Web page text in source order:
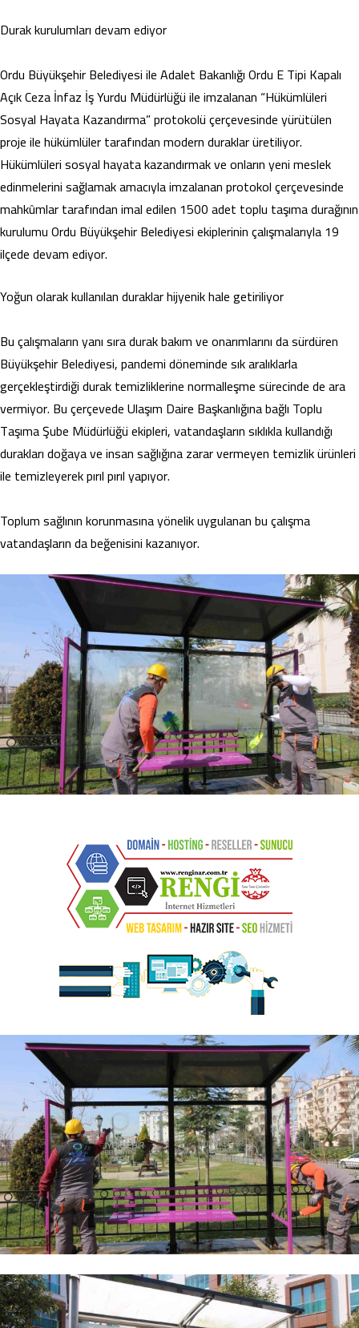
Durak kurulumları devam ediyor
Ordu Büyükşehir Belediyesi ile Adalet Bakanlığı Ordu E Tipi Kapalı
Açık Ceza İnfaz İş Yurdu Müdürlüğü ile imzalanan “Hükümlüleri
Sosyal Hayata Kazandırma” protokolü çerçevesinde yürütülen
proje ile hükümlüler tarafından modern duraklar üretiliyor.
Hükümlüleri sosyal hayata kazandırmak ve onların yeni meslek
edinmelerini sağlamak amacıyla imzalanan protokol çerçevesinde
mahkûmlar tarafından imal edilen 1500 adet toplu taşıma durağının
kurulumu Ordu Büyükşehir Belediyesi ekiplerinin çalışmalarıyla 19
ilçede devam ediyor.
Yoğun olarak kullanılan duraklar hijyenik hale getiriliyor
Bu çalışmaların yanı sıra durak bakım ve onarımlarını da sürdüren
Büyükşehir Belediyesi, pandemi döneminde sık aralıklarla
gerçekleştirdiği durak temizliklerine normalleşme sürecinde de ara
vermiyor. Bu çerçevede Ulaşım Daire Başkanlığına bağlı Toplu
Taşıma Şube Müdürlüğü ekipleri, vatandaşların sıklıkla kullandığı
durakları doğaya ve insan sağlığına zarar vermeyen temizlik ürünleri
ile temizleyerek pırıl pırıl yapıyor.
Toplum sağlının korunmasına yönelik uygulanan bu çalışma
vatandaşların da beğenisini kazanıyor.